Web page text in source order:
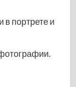
в портрете и